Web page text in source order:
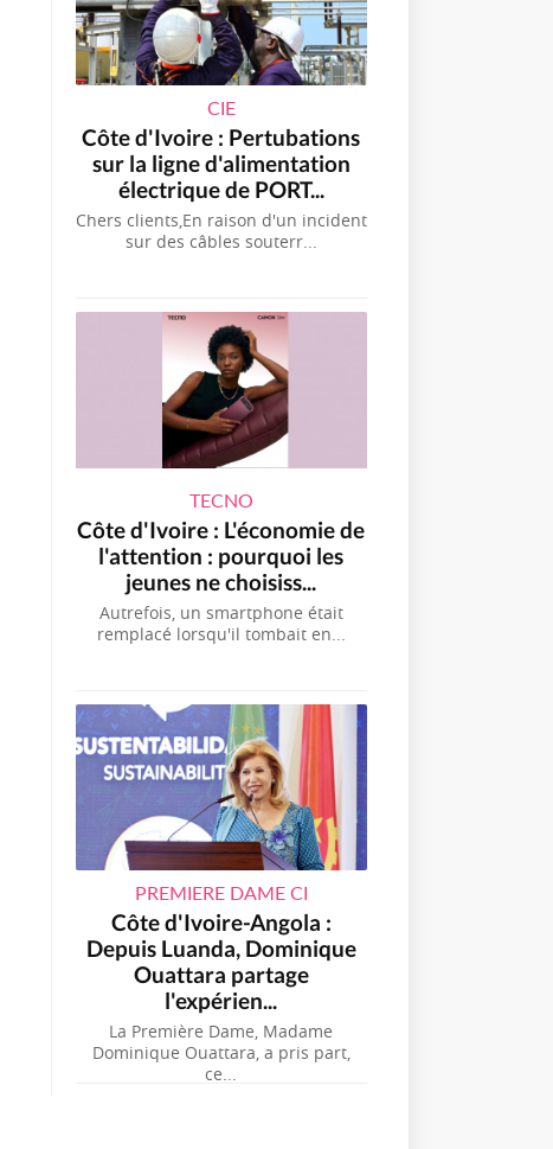
CIE
Côte d'Ivoire : Pertubations
sur la ligne d'alimentation
électrique de PORT...
Chers clients,En raison d'un incident
sur des câbles souterr...
TECNO
Côte d'Ivoire : L'économie de
l'attention : pourquoi les
jeunes ne choisiss...
Autrefois, un smartphone était
remplacé lorsqu'il tombait en...
PREMIERE DAME CI
Côte d'Ivoire-Angola :
Depuis Luanda, Dominique
Ouattara partage
l'expérien...
La Première Dame, Madame
Dominique Ouattara, a pris part,
ce...